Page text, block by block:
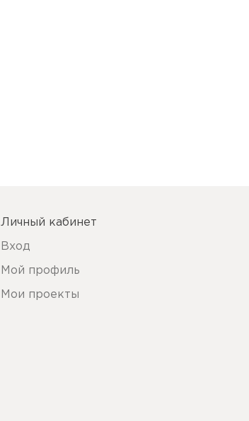
Личный кабинет
Вход
Мой профиль
Мои проекты